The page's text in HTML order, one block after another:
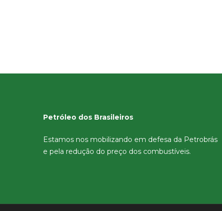
Petróleo dos Brasileiros
Estamos nos mobilizando em defesa da Petrobrás
e pela redução do preço dos combustíveis.